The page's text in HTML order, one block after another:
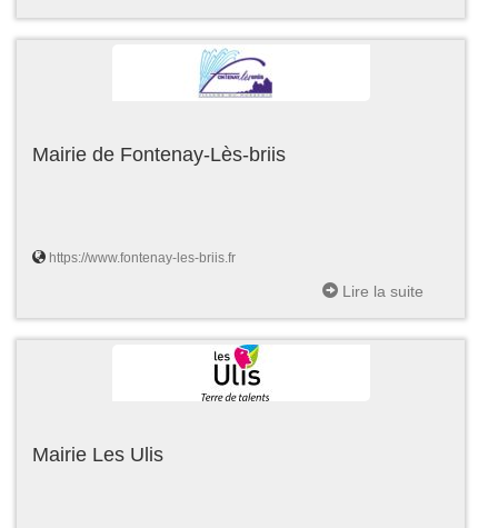
Mairie de Fontenay-Lès-briis
https://www.fontenay-les-briis.fr
Lire la suite
Mairie Les Ulis